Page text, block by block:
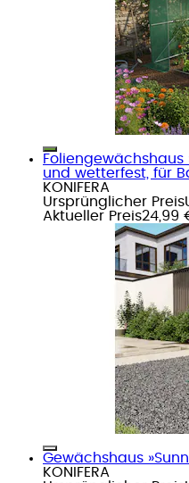
und wetterfest, für
KONIFERA
Ursprünglicher Preis
Aktueller Preis24,99
Gewächshaus
KONIFERA